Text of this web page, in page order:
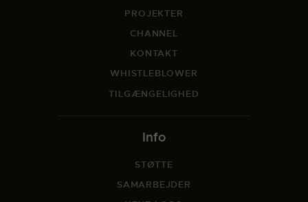
PROJEKTER
CHANNEL
KONTAKT
WHISTLEBLOWER
TILGÆNGELIGHED
Info
STØTTE
SAMARBEJDER